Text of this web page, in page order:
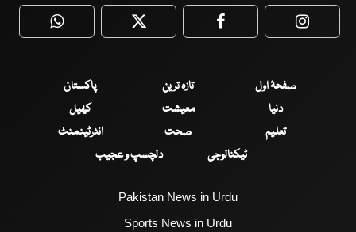
WhatsApp Twitter Facebook
صفحۂ اول تازہ ترین
پاکستان
دنیا
معیشت
کھیل
تعلیم
صحت
انٹرٹینمنٹ
ٹیکنالوجی
دلچسپ و عجیب
Pakistan News in Urdu
Sports News in Urdu